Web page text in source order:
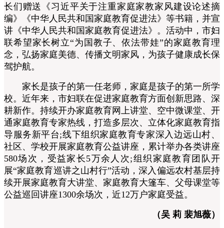
长们赠送《习近平关于注重家庭家教家风建设论述摘
编》《中华人民共和国家庭教育促进法》等书籍，并宣
讲《中华人民共和国家庭教育促进法》。活动中，市妇
联希望家长树立“为国教子、依法带娃”的家庭教育理
念，弘扬家庭美德、传播文明家风，为孩子健康成长保
驾护航。
家长是孩子的第一任老师，家庭是孩子的第一所学
校。近年来，市妇联在促进家庭教育方面创新思路、深
耕新作。持续开办家庭教育网上讲堂、空中微课堂、开
通家庭教育专家热线，打造多层次、立体化家庭教育指
导服务新平台;线下组织家庭教育专家深入边远山村、
社区、学校开展家庭教育公益讲座，累计举办各类讲座
580场次，受益家长5万余人次;组织家庭教育团队开
展“家庭教育巡讲之山村行”活动，深入偏远农村基层持
续开展家庭教育大讲堂、家庭教育大篷车、父母课堂等
公益巡回讲座1300余场次，近12万户家庭受益。
（吴 莉 裴旭薇）